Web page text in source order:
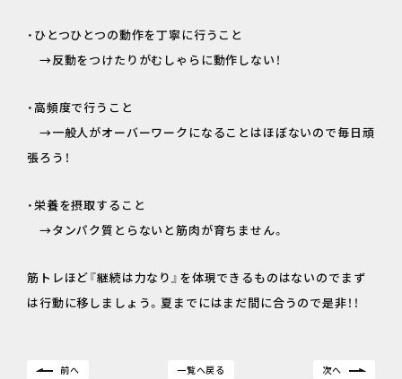
・ひとつひとつの動作を丁寧に行うこと
→反動をつけたりがむしゃらに動作しない！
・高頻度で行うこと
→一般人がオーバーワークになることはほぼないので毎日頑
張ろう！
・栄養を摂取すること
→タンパク質とらないと筋肉が育ちません。
筋トレほど『継続は力なり』を体現できるものはないのでまず
は行動に移しましょう。夏までにはまだ間に合うので是非！！
前へ 一覧へ戻る 次へ